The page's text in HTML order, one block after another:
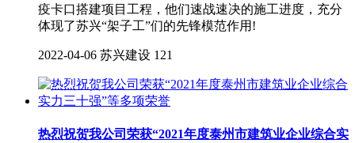
疫卡口搭建项目工程，他们速战速决的施工进度，充分
体现了苏兴“架子工”们的先锋模范作用!
2022-04-06 苏兴建设 121
热烈祝贺我公司荣获“2021年度泰州市建筑业企业综合实